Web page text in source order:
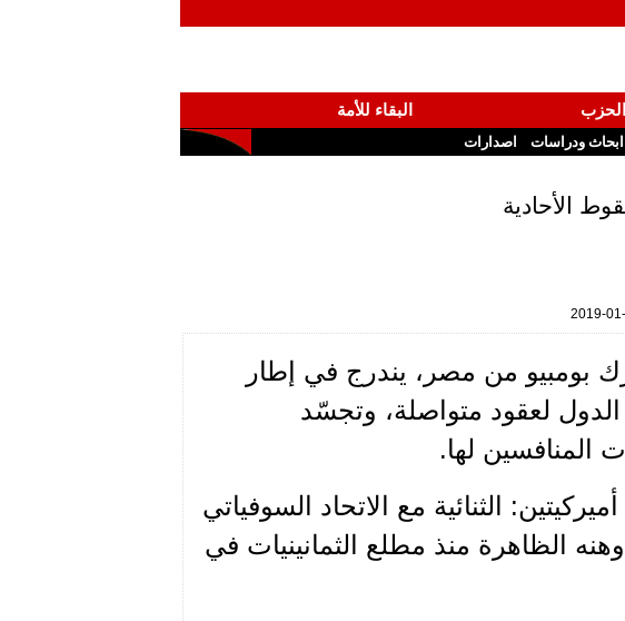
البقاء للأمة
ابحاث ودراسات اصدارات
الأحادية
2019-
بومبيو من مصر، يندرج في إطار
الدول لعقود متواصلة، وتجسّد
المنافسين لها.
الثنائية مع الاتحاد السوفياتي
الأخير في 1989 وبدايات وهنه الظاهرة منذ مطلع الثمانينيات في